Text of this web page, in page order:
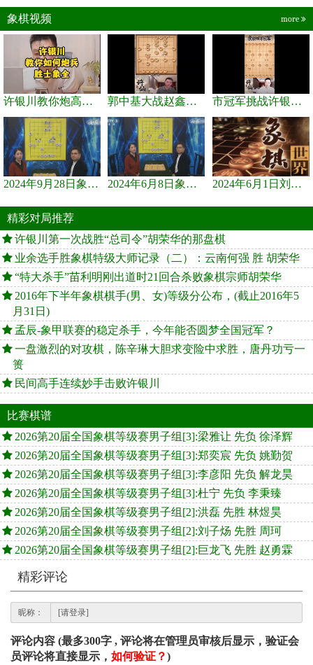
象棋视频 more
许银川教你炮高兵士象全如何赢士象全，简单四步即可 郭中基大战赵鑫鑫，许银川激情讲解 市冠军挑战许银川，急进中兵变化真激烈！
2024年9月28日象棋世界栏目，刘君、蒋川讲解了第九届杨官璘杯象棋... 2024年6月8日象棋世界，刘君、蒋川讲解了第九届杨官璘杯全国象棋... 2024年6月1日刘君、蒋川讲解第三届上海杯象棋大师赛谢靖与李少庚...
精彩对局推荐
许银川第一次战胜“总司令”胡荣华的那盘棋
业余选手胜象棋特级大师记录（二）：云南何强 胜 胡荣华
“特大杀手”苗利明刚出道时21回合杀败象棋宗师胡荣华
2016年下半年象棋棋手(男、女)等级分公布，(截止2016年5
月31日)
孟辰-象甲联赛的稳定杀手，今年能否圆梦全国冠军？
一盘激烈的对攻棋，陈辛琳大胆求变险中求胜，唐丹功亏一
篑
民间高手连续妙手击败许银川
比赛棋谱
2026第20届全国象棋等级赛男子组[3]:梁雅让 先负 徐泽辉
2026第20届全国象棋等级赛男子组[3]:郑奕宸 先负 姚勤贺
2026第20届全国象棋等级赛男子组[3]:李彦阳 先负 解龙昊
2026第20届全国象棋等级赛男子组[3]:杜宁 先负 李秉臻
2026第20届全国象棋等级赛男子组[2]:洪磊 先胜 林煜昊
2026第20届全国象棋等级赛男子组[2]:刘子炀 先胜 周珂
2026第20届全国象棋等级赛男子组[2]:巨龙飞 先胜 赵勇霖
精彩评论
昵称：
评论内容 (最多300字 , 评论将在管理员审核后显示，验证会
员评论将直接显示， 如何验证？)